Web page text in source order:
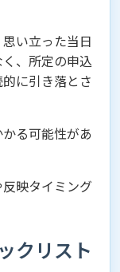
い立った当日
、所定の申込
に引き落とさ
る可能性があ
映タイミング
クリスト